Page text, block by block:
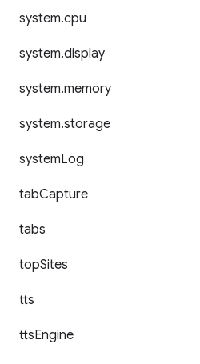
system.cpu
system.display
system.memory
system.storage
systemLog
tabCapture
tabs
topSites
tts
ttsEngine